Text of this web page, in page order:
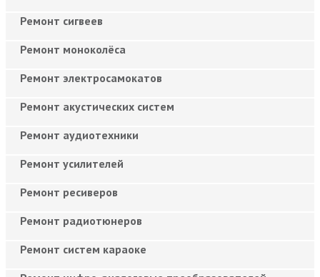
Ремонт сигвеев
Ремонт моноколёса
Ремонт электросамокатов
Ремонт акустических систем
Ремонт аудиотехники
Ремонт усилителей
Ремонт ресиверов
Ремонт радиотюнеров
Ремонт систем караоке